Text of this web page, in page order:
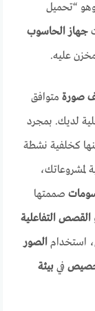
“تحميل
جهاز الحاسوب
عليه.
صورة متوافق
لديك. بمجرد
كخلفية نشطة
لمشروعاتك،
صممتها
القصص التفاعلية
استخدامالصور
فيبيئة